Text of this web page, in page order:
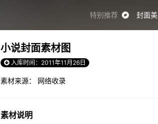
特别推荐 封面
小说封面素材图
入库时间：2011年11月26日
素材来源： 网络收录
素材说明